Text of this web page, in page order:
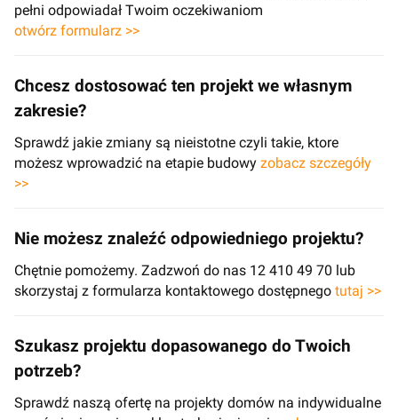
pełni odpowiadał Twoim oczekiwaniom
otwórz formularz >>
Chcesz dostosować ten projekt we własnym
zakresie?
Sprawdź jakie zmiany są nieistotne czyli takie, ktore
możesz wprowadzić na etapie budowy zobacz szczegóły
>>
Nie możesz znaleźć odpowiedniego projektu?
Chętnie pomożemy. Zadzwoń do nas 12 410 49 70 lub
skorzystaj z formularza kontaktowego dostępnego tutaj >>
Szukasz projektu dopasowanego do Twoich
potrzeb?
Sprawdź naszą ofertę na projekty domów na indywidualne